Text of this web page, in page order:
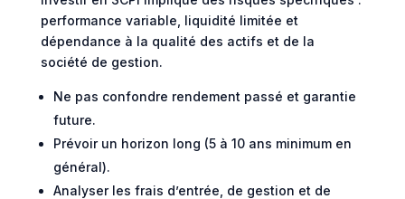
performance variable, liquidité limitée et
dépendance à la qualité des actifs et de la
société de gestion.
Ne pas confondre rendement passé et garantie
future.
Prévoir un horizon long (5 à 10 ans minimum en
général).
Analyser les frais d’entrée, de gestion et de